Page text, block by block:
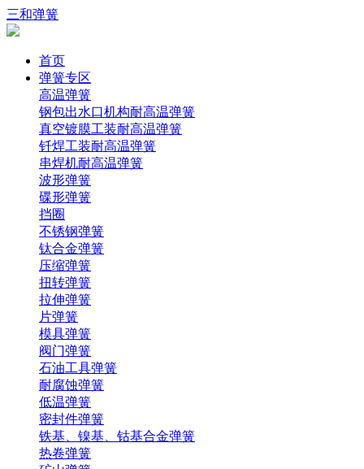
三和弹簧
首页
弹簧专区
高温弹簧
钢包出水口机构耐高温弹簧
真空镀膜工装耐高温弹簧
钎焊工装耐高温弹簧
串焊机耐高温弹簧
波形弹簧
碟形弹簧
挡圈
不锈钢弹簧
钛合金弹簧
压缩弹簧
扭转弹簧
拉伸弹簧
片弹簧
模具弹簧
阀门弹簧
石油工具弹簧
耐腐蚀弹簧
低温弹簧
密封件弹簧
铁基、镍基、钴基合金弹簧
热卷弹簧